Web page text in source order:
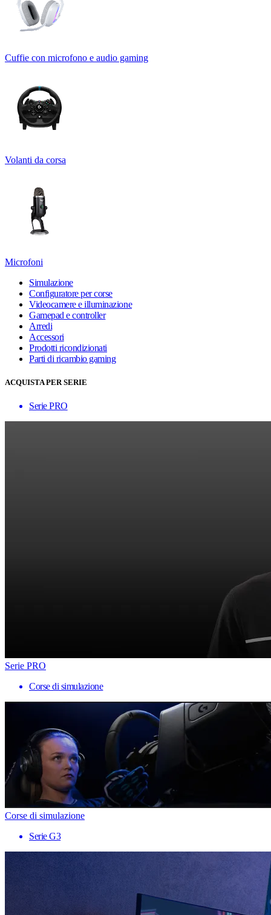
Cuffie con microfono e audio gaming
Volanti da corsa
Microfoni
Simulazione
Configuratore per corse
Videocamere e illuminazione
Gamepad e controller
Arredi
Accessori
Prodotti ricondizionati
Parti di ricambio gaming
ACQUISTA PER SERIE
Serie PRO
Serie PRO
Corse di simulazione
Corse di simulazione
Serie G3